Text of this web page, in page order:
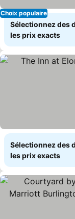
Choix populaire
Sélectionnez des
les prix exacts
Sélectionnez des
les prix exacts